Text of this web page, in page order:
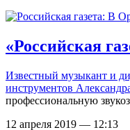
«Российская
Известный музыкант и
инструментов
профессиональную
12 апреля 2019 — 12:13